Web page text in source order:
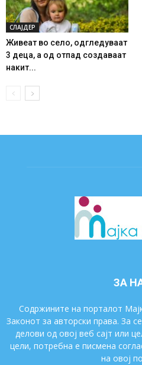
СЛАЈДЕР
Живеат во село, одгледуваат
3 деца, а од отпад создаваат
накит...
ЗА
Содржините на порталот
Законот за авторски права. За
делови од овој веб сајт или
цели, потребна е писмена
на овој